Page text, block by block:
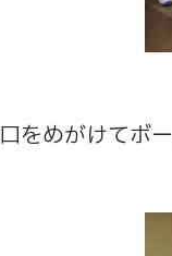
口をめがけてボ